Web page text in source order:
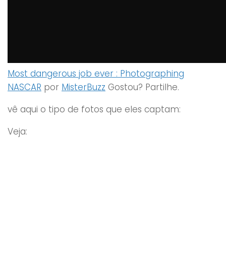
Most dangerous job ever : Photographing
NASCAR por MisterBuzz Gostou? Partilhe.
vê aqui o tipo de fotos que eles captam:
Veja: